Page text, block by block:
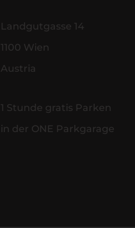
Landgutgasse 14
1100 Wien
Austria
1 Stunde gratis Parken
in der ONE Parkgarage